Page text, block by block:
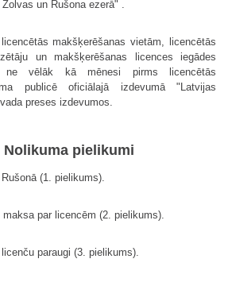
un Rušona ezerā" .
makšķerēšanas vietām, licencētās
un makšķerēšanas licences iegādes
ne vēlāk kā mēnesi pirms licencētās
publicē oficiālajā izdevumā "Latvijas
preses izdevumos.
Nolikuma pielikumi
(1. pielikums).
par licencēm (2. pielikums).
paraugi (3. pielikums).